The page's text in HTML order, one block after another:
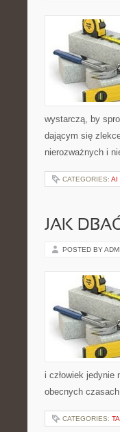
wystarczą, by
dającym się
nierozważnych i
CATEGORIES: AI
JAK
POSTED BY
i człowiek jedynie
obecnych
CATEGORIES: